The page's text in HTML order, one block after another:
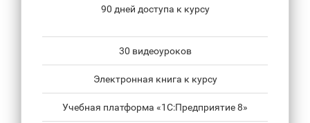
90 дней доступа к курсу
30 видеоуроков
Электронная книга к курсу
Учебная платформа «1С:Предприятие 8»